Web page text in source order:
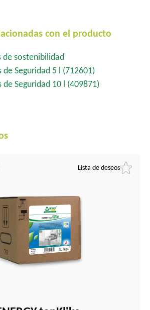
con el producto
sostenibilidad
de Seguridad 5 l (712601)
de Seguridad 10 l (409871)
Lista de deseos